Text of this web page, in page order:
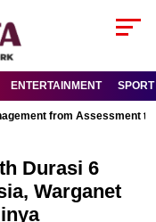
ENTERTAINMENT SPORT
from Assessment
Durasi 6
Warganet